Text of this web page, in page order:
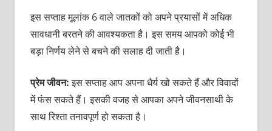
इस सप्‍ताह मूलांक 6 वाले जातकों को अपने प्रयासों में अधिक
सावधानी बरतने की आवश्‍यकता है। इस समय आपको कोई भी
बड़ा निर्णय लेने से बचने की सलाह दी जाती है।
प्रेम जीवन:इस सप्‍ताह आप अपना धैर्य खो सकते हैं और विवादों
में फंस सकते हैं। इसकी वजह से आपका अपने जीवनसाथी के
साथ रिश्‍ता तनावपूर्ण हो सकता है।